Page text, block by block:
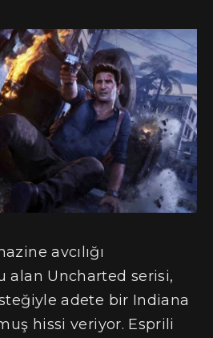
avcılığı
alan Uncharted serisi,
adete bir Indiana
hissi veriyor. Esprili